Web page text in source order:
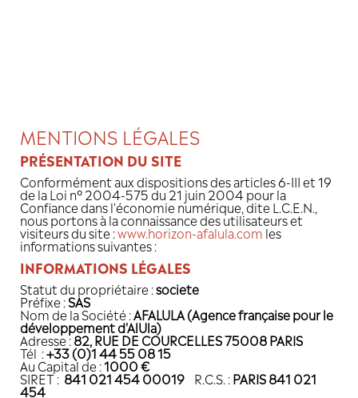
MENTIONS LÉGALES
PRÉSENTATION DU SITE
Conformément aux dispositions des
de la Loi n° 2004-575 du 21 juin 2004
Confiance dans l'économie numérique,
nous portons à la connaissance des
visiteurs du site :www.horizon-
informations suivantes :
INFORMATIONS LÉGALES